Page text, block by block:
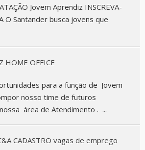
Jovem Aprendiz INSCREVA-
O Santander busca jovens que
HOME OFFICE
para a função de Jovem
nosso time de futuros
área de Atendimento . ...
CADASTRO vagas de emprego